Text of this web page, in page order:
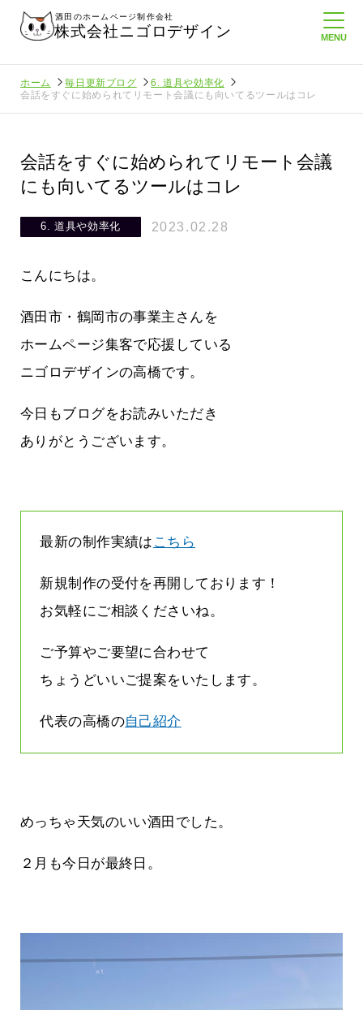
酒田のホームページ制作会社
株式会社ニゴロデザイン
ホーム 毎日更新ブログ
6. 道具や効率化
会話をすぐに始められてリモート会議にも向いてるツールはコレ
会話をすぐに始められてリモート会議
にも向いてるツールはコレ
6. 道具や効率化 2023.02.28
こんにちは。
酒田市・鶴岡市の事業主さんを
ホームページ集客で応援している
ニゴロデザインの高橋です。
今日もブログをお読みいただき
ありがとうございます。
最新の制作実績は こちら
新規制作の受付を再開しております！
お気軽にご相談くださいね。
ご予算やご要望に合わせて
ちょうどいいご提案をいたします。
代表の高橋の自己紹介
めっちゃ天気のいい酒田でした。
２月も今日が最終日。
ームペ
周りのがんばる経営者さんに負けない
気持ちでホームページで役に立ちたい
2026.07.30